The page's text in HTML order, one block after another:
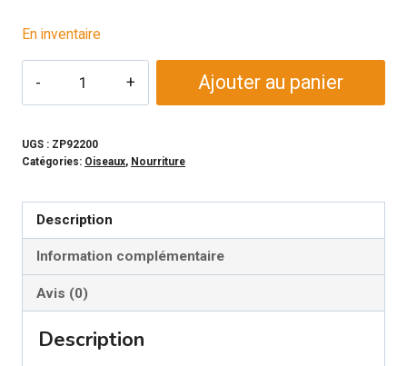
En inventaire
NATURAL
-
pour
les
de
moyennes
tailles
Ajouter au panier
UGS : ZP92200
Catégories: Oiseaux, Nourriture
Description
Information complémentaire
Avis (0)
Description